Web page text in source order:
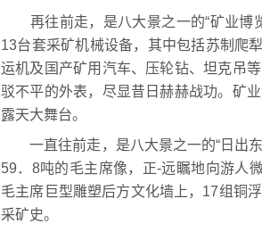
再往前走，是八大景之一的“矿业博
13台套采矿机械设备，其中包括苏制爬
运机及国产矿用汽车、压轮钻、坦克吊
驳不平的外表，尽显昔日赫赫战功。矿
露天大舞台。
一直往前走，是八大景之一的“日出东
59．8吨的毛主席像，正-远瞩地向游人
毛主席巨型雕塑后方文化墙上，17组铜
采矿史。